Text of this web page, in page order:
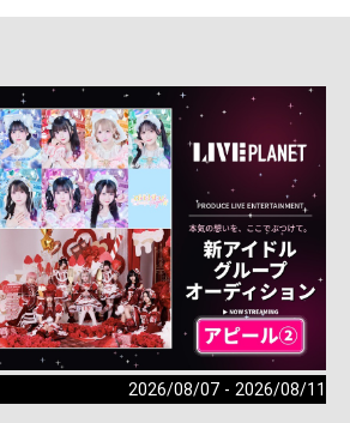
2026/08/07 - 2026/08/11